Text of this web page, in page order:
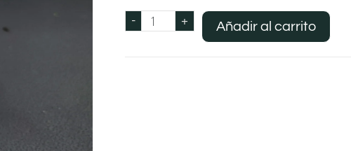
- + Añadir al carrito